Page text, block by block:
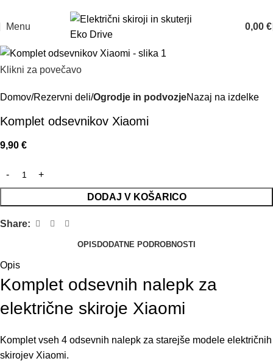
Menu 0,00 €
Klikni za povečavo
Domov Rezervni deli Ogrodje in podvozjeNazaj na izdelke
Komplet odsevnikov Xiaomi
9,90 €
DODAJ V KOŠARICO
Share:
OPIS DODATNE PODROBNOSTI
Opis
Komplet odsevnih nalepk za
električne skiroje Xiaomi
Komplet vseh 4 odsevnih nalepk za starejše modele električnih
skirojev Xiaomi.